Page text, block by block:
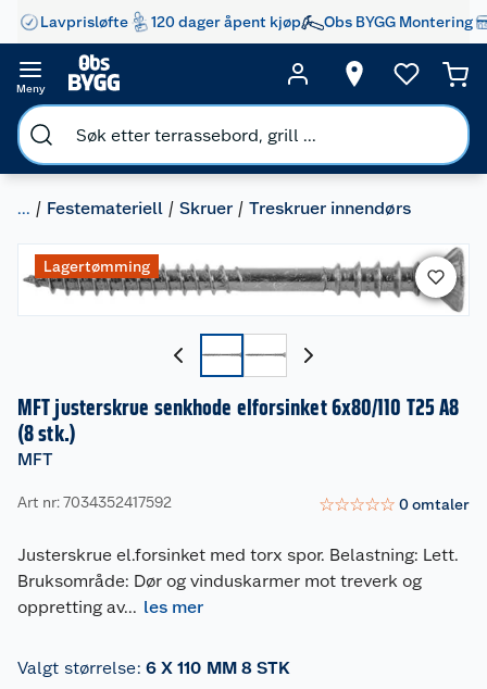
Lavprisløfte 120 dager åpent kjøp Obs BYGG Montering
Meny
... Festemateriell Skruer Treskruer innendørs
Lagertømming
MFT justerskrue senkhode elforsinket 6x80/110 T25 A8
(8 stk.)
MFT
Art nr: 7034352417592 ☆☆☆☆☆ 0omtaler
Justerskrue el.forsinket med torx spor. Belastning: Lett.
Bruksområde: Dør og vinduskarmer mot treverk og
oppretting av... les mer
Valgt størrelse: 6 X 110 MM 8 STK